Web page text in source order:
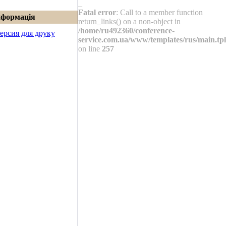
для друку
Fatal error: Call to a member function
return_links() on a non-object in
/home/ru492360/conference-
service.com.ua/www/templates/rus/main.tpl
on line 257